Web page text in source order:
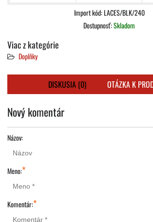
Import kód: LACES/BLK/240
Dostupnosť:Skladom
Viac z kategórie
Doplňky
DISKUSIA (0) OTÁZKA K
Nový komentár
Názov:
Meno:*
Komentár:*